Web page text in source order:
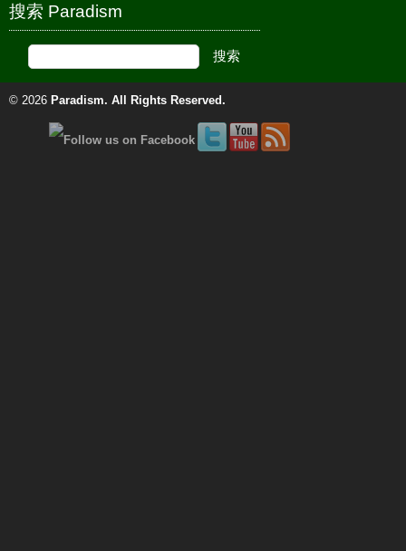
搜索 Paradism
© 2026 Paradism. All Rights Reserved.